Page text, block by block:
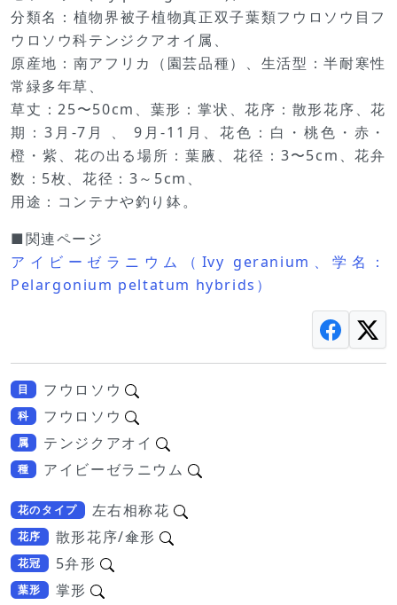
分類名：植物界被子植物真正双子葉類フウロソウ目フ
ウロソウ科テンジクアオイ属、
原産地：南アフリカ（園芸品種）、生活型：半耐寒性
常緑多年草、
草丈：25〜50cm、葉形：掌状、花序：散形花序、花
期：3月-7月 、 9月-11月、花色：白・桃色・赤・
橙・紫、花の出る場所：葉腋、花径：3〜5cm、花弁
数：5枚、花径：3～5cm、
用途：コンテナや釣り鉢。
■関連ページ
アイビーゼラニウム（Ivy geranium、学名：
Pelargonium peltatum hybrids）
目 フウロソウ
科 フウロソウ
属 テンジクアオイ
種 アイビーゼラニウム
花のタイプ 左右相称花
花序 散形花序/傘形
花冠 5弁形
葉形 掌形